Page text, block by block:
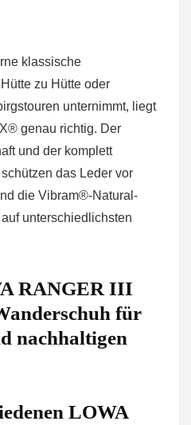
klassische
zu Hütte oder
unternimmt, liegt
genau richtig. Der
und der komplett
das Leder vor
die Vibram®-Natural-
unterschiedlichsten
RANGER III
für
nachhaltigen
LOWA